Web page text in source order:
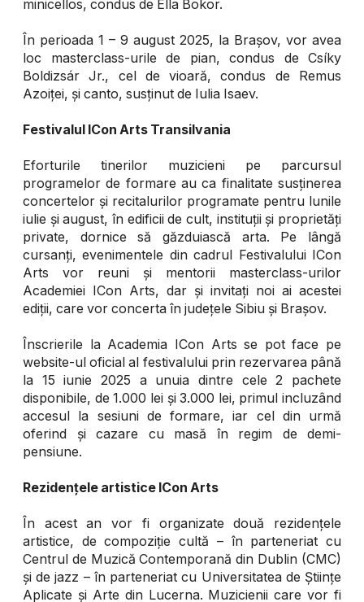
minicellos, condus de Ella Bokor.
În perioada 1 – 9 august 2025, la Brașov, vor avea
loc masterclass-urile de pian, condus de Csíky
Boldizsár Jr., cel de vioară, condus de Remus
Azoiței, și canto, susținut de Iulia Isaev.
Festivalul ICon Arts Transilvania
Eforturile tinerilor muzicieni pe parcursul
programelor de formare au ca finalitate susținerea
concertelor și recitalurilor programate pentru lunile
iulie și august, în edificii de cult, instituții și proprietăți
private, dornice să găzduiască arta. Pe lângă
cursanți, evenimentele din cadrul Festivalului ICon
Arts vor reuni și mentorii masterclass-urilor
Academiei ICon Arts, dar și invitați noi ai acestei
ediții, care vor concerta în județele Sibiu și Brașov.
Înscrierile la Academia ICon Arts se pot face pe
website-ul oficial al festivalului prin rezervarea până
la 15 iunie 2025 a unuia dintre cele 2 pachete
disponibile, de 1.000 lei și 3.000 lei, primul incluzând
accesul la sesiuni de formare, iar cel din urmă
oferind și cazare cu masă în regim de demi-
pensiune.
Rezidențele artistice ICon Arts
În acest an vor fi organizate două rezidențele
artistice, de compoziție cultă – în parteneriat cu
Centrul de Muzică Contemporană din Dublin (CMC)
și de jazz – în parteneriat cu Universitatea de Științe
Aplicate și Arte din Lucerna. Muzicienii care vor fi